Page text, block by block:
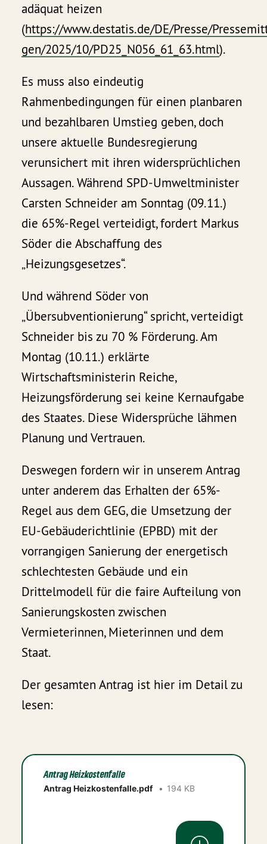
adäquat heizen
(https://www.destatis.de/DE/Presse/
gen/2025/10/PD25_N056_61_63.html).
Es muss also eindeutig
Rahmenbedingungen für einen planbaren
und bezahlbaren Umstieg geben, doch
unsere aktuelle Bundesregierung
verunsichert mit ihren widersprüchlichen
Aussagen. Während SPD-Umweltminister
Carsten Schneider am Sonntag (09.11.)
die 65%-Regel verteidigt, fordert Markus
Söder die Abschaffung des
„Heizungsgesetzes“.
Und während Söder von
„Übersubventionierung“ spricht, verteidigt
Schneider bis zu 70 % Förderung. Am
Montag (10.11.) erklärte
Wirtschaftsministerin Reiche,
Heizungsförderung sei keine Kernaufgabe
des Staates. Diese Widersprüche lähmen
Planung und Vertrauen.
Deswegen fordern wir in unserem Antrag
unter anderem das Erhalten der 65%-
Regel aus dem GEG, die Umsetzung der
EU-Gebäuderichtlinie (EPBD) mit der
vorrangigen Sanierung der energetisch
schlechtesten Gebäude und ein
Drittelmodell für die faire Aufteilung von
Sanierungskosten zwischen
Vermieterinnen, Mieterinnen und dem
Staat.
Der gesamten Antrag ist hier im Detail zu
lesen:
Antrag Heizkostenfalle
Antrag Heizkostenfalle.pdf 194 KB